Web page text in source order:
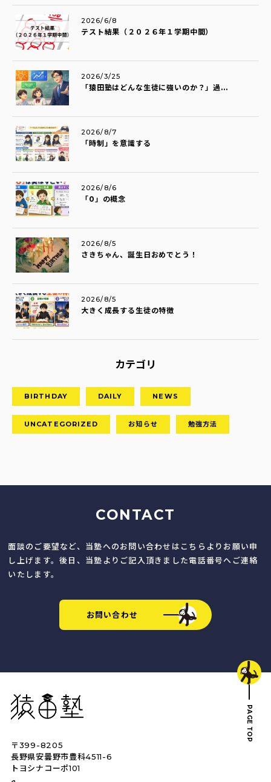
テスト結果（２０２６年１学期中間）
2026/6/8
「猿田塾はどんな生徒に強いのか？」過...
2026/3/25
「時制」を意識する
2026/8/7
「0」の概念
2026/8/6
さきちゃん、誕生日おめでとう！
2026/8/5
大きく成長する生徒の特徴
2026/8/5
カテゴリ
BIRTHDAY DAILY NEWS
UNCATEGORIZED お知らせ 勉強方法
CONTACT
面談のご要望など、当塾へのお問い合わせはこちらよりお願い申
し上げます。後日、当塾よりご記入頂きました電話番号へご連絡
いたします。
お問い合わせ
PAGE TOP
猿田塾
〒399-8205
長野県安曇野市豊科4511-6
トヨシナコーポ101